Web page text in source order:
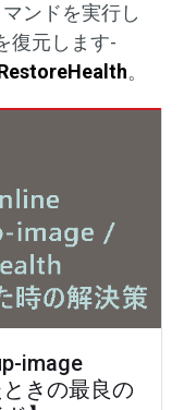
ンドを実行し
復元します-
。
image
きの最良の